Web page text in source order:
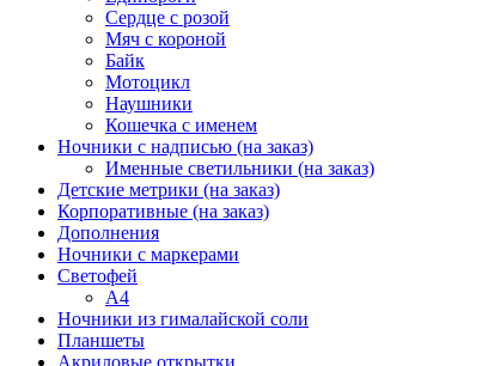
Сердце с розой
Мяч с короной
Байк
Мотоцикл
Наушники
Кошечка с именем
Ночники с надписью (на заказ)
Именные светильники (на заказ)
Детские метрики (на заказ)
Корпоративные (на заказ)
Дополнения
Ночники с маркерами
Светофей
А4
Ночники из гималайской соли
Планшеты
Акриловые открытки